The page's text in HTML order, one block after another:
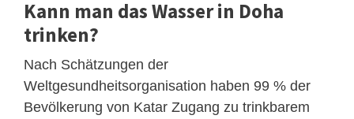
Kann man das Wasser in Doha
trinken?
Nach Schätzungen der
Weltgesundheitsorganisation haben 99 % der
Bevölkerung von Katar Zugang zu trinkbarem